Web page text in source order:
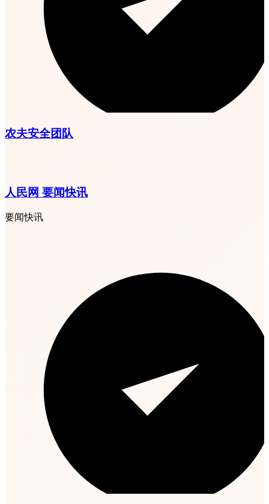
农夫安全团队
人民网 要闻快讯
要闻快讯